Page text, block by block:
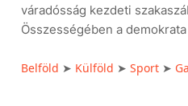
váradósság kezdeti
Összességében a
Belföld ➤ Külföld ➤ Sport➤